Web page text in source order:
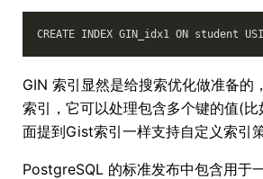
GIN 索引显然是给搜索优化做准备的
索引，它可以处理包含多个键的值(
面提到Gist索引一样支持自定义索引策
PostgreSQL 的标准发布中包含用于